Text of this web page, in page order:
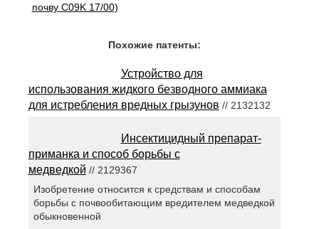
почву C09K 17/00)
Похожие патенты:
Устройство для
использования жидкого безводного аммиака
для истребления вредных грызунов // 2132132
Инсектицидный препарат-
приманка и способ борьбы с
медведкой // 2129367
Изобретение относится к средствам и способам
борьбы с почвообитающим вредителем медведкой
обыкновенной